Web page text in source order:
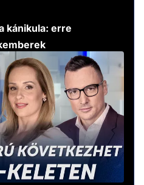
kánikula: erre